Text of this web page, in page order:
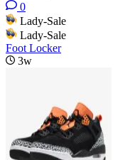
0
Lady-Sale
Lady-Sale
Foot Locker
3w